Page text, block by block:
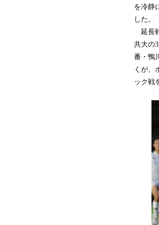
を冷静
した。
延長
共大の
番・鴨
くが、
ック戦